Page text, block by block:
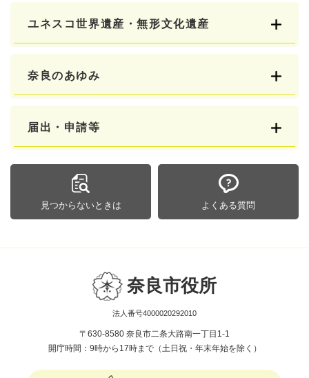
ユネスコ世界遺産・無形文化遺産
奈良のあゆみ
届出・申請等
見つからないときは よくある質問
奈良市役所
法人番号4000020292010
〒630-8580 奈良市二条大路南一丁目1-1
開庁時間：9時から17時まで（土日祝・年末年始を除く）